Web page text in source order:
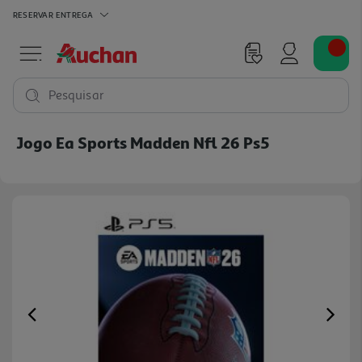
RESERVAR ENTREGA
Pesquisar
Jogo Ea Sports Madden Nfl 26 Ps5
Previous